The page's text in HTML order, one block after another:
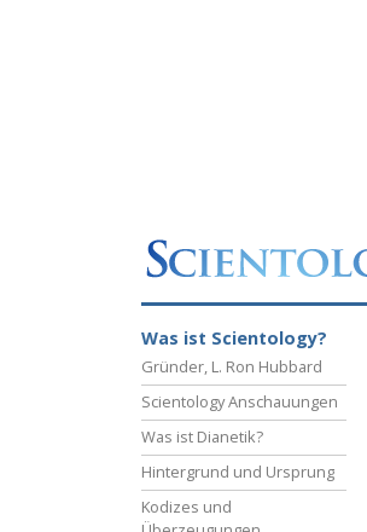
Was ist Scientology?
Gründer, L. Ron Hubbard
Scientology Anschauungen
Was ist Dianetik?
Hintergrund und Ursprung
Kodizes und